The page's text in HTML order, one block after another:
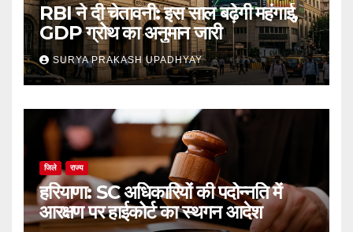
RBI ने दी चेतावनी: इस साल बढ़ेगी महंगाई,
GDP ग्रोथ का अनुमान जारी
SURYA PRAKASH UPADHYAY
जिले राज्य
हरियाणा: SC अधिकारियों की पदोन्नति में
आरक्षण पर हाईकोर्ट का स्थगन आदेश